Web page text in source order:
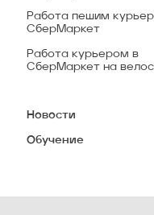
Работа пешим
СберМаркет
Работа курьером в
СберМаркет на
Новости
Обучение